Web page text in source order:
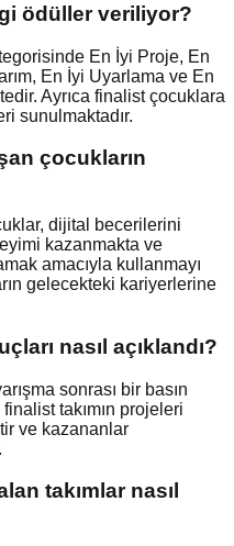
ödüller veriliyor?
En İyi Proje, En
En İyi Uyarlama ve En
Ayrıca finalist çocuklara
sunulmaktadır.
çocukların
dijital becerilerini
kazanmakta ve
amacıyla kullanmayı
gelecekteki kariyerlerine
nasıl açıklandı?
sonrası bir basın
takımın projeleri
ve kazananlar
takımlar nasıl